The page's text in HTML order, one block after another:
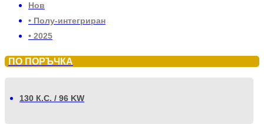
Нов
• Полу-интегриран
• 2025
ПО ПОРЪЧКА
130 К.С. / 96 KW